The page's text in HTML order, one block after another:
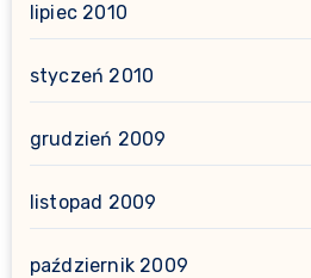
lipiec 2010
styczeń 2010
grudzień 2009
listopad 2009
październik 2009